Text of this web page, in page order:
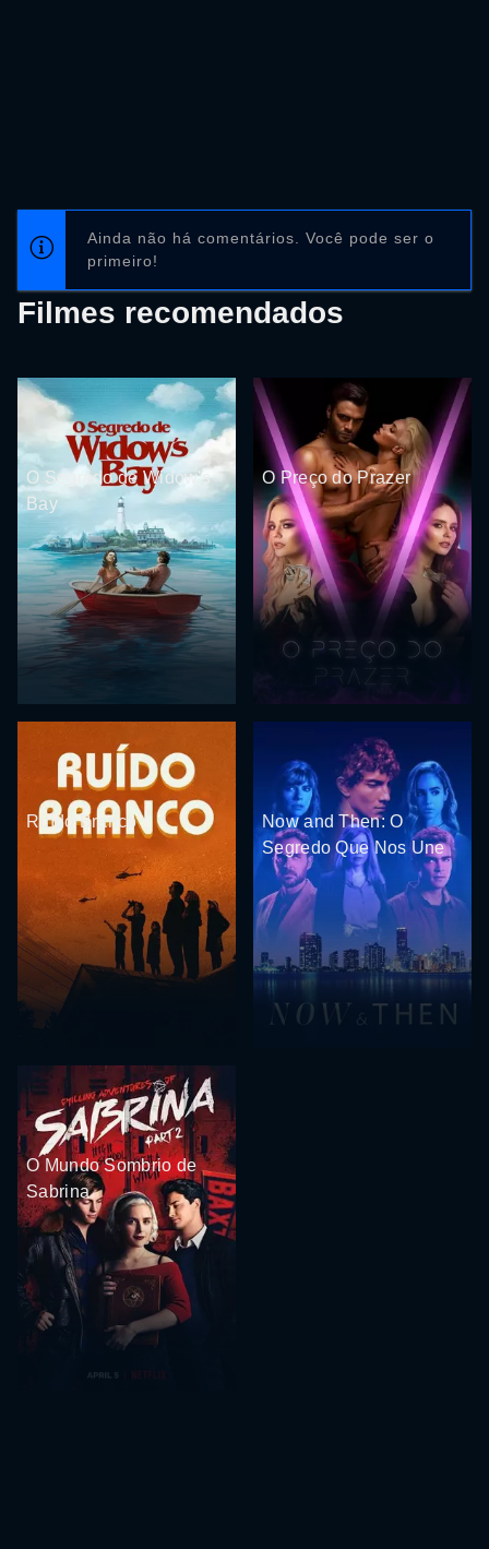
Ainda não há comentários. Você pode ser o
primeiro!
Filmes recomendados
O Segredo de Widow's
Bay
O Preço do Prazer
Ruído Branco
Now and Then: O
Segredo Que Nos Une
O Mundo Sombrio de
Sabrina